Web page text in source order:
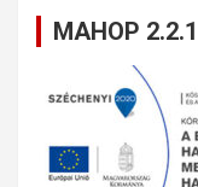
MAHOP